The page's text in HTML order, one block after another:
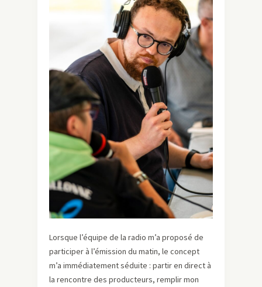
Lorsque l’équipe de la radio m’a proposé de
participer à l’émission du matin, le concept
m’a immédiatement séduite : partir en direct à
la rencontre des producteurs, remplir mon